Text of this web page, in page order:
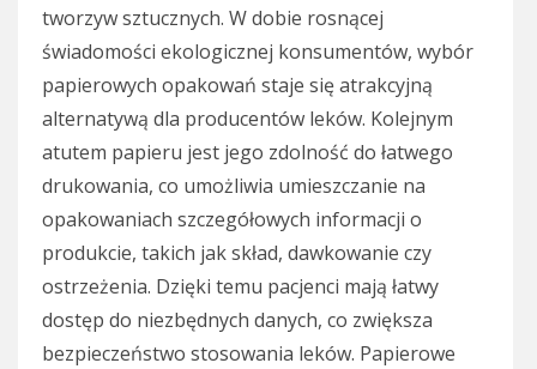
tworzyw sztucznych. W dobie rosnącej
świadomości ekologicznej konsumentów, wybór
papierowych opakowań staje się atrakcyjną
alternatywą dla producentów leków. Kolejnym
atutem papieru jest jego zdolność do łatwego
drukowania, co umożliwia umieszczanie na
opakowaniach szczegółowych informacji o
produkcie, takich jak skład, dawkowanie czy
ostrzeżenia. Dzięki temu pacjenci mają łatwy
dostęp do niezbędnych danych, co zwiększa
bezpieczeństwo stosowania leków. Papierowe